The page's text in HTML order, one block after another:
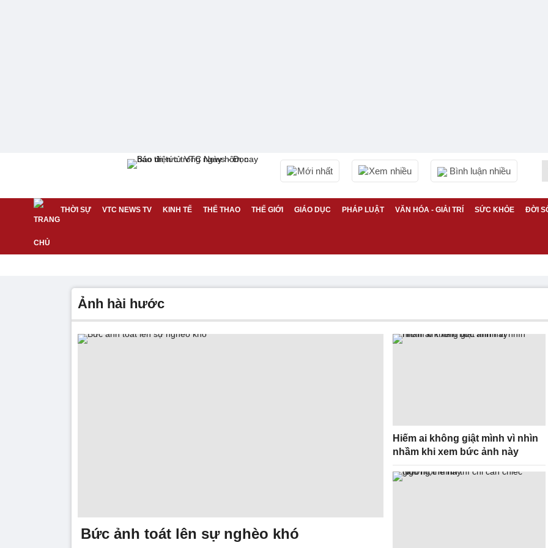
Mới nhất Xem nhiều Bình luận nhiều
THỜI SỰ VTC NEWS TV KINH TẾ THỂ THAO THẾ GIỚI GIÁO DỤC PHÁP LUẬT VĂN HÓA - GIẢI TRÍ SỨC KHỎE ĐỜI
ảnh hài hước
Bức ảnh toát lên sự nghèo khó
Hiếm ai không giật mình vì nhìn
nhầm khi xem bức ảnh này